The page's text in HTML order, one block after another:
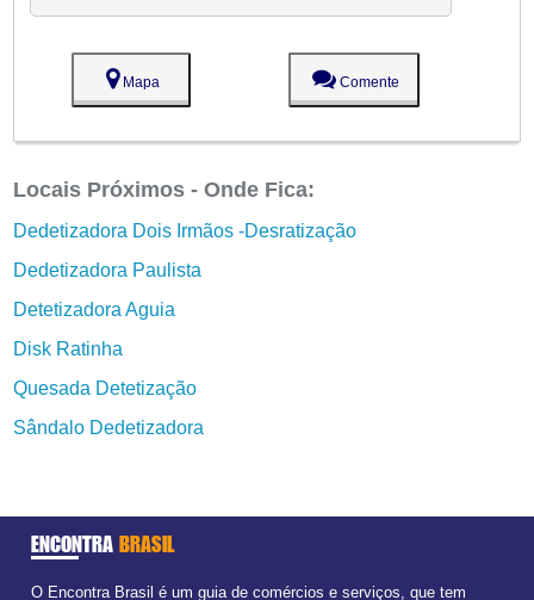
Mapa Comente
Locais Próximos - Onde Fica:
Dedetizadora Dois Irmãos -Desratização
Dedetizadora Paulista
Detetizadora Aguia
Disk Ratinha
Quesada Detetização
Sândalo Dedetizadora
ENCONTRA BRASIL
O Encontra Brasil é um guia de comércios e serviços, que tem